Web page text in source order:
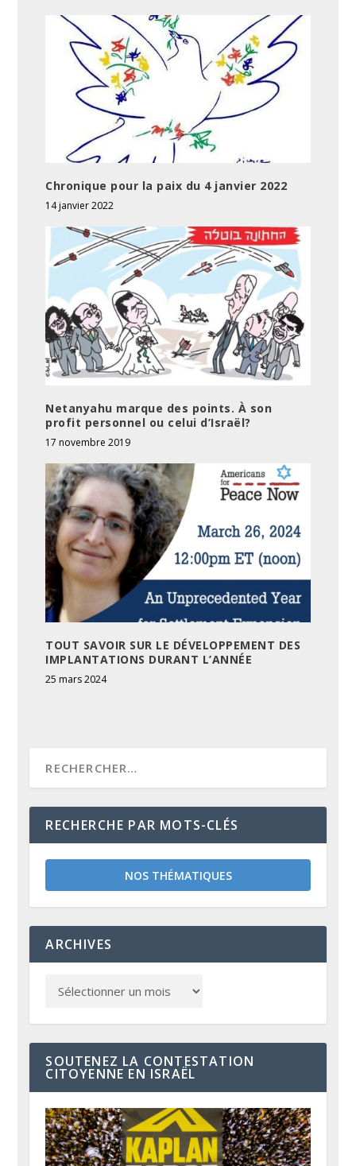
Chronique pour la paix du 4 janvier 2022
14 janvier 2022
Netanyahu marque des points. À son
profit personnel ou celui d’Israël?
17 novembre 2019
TOUT SAVOIR SUR LE DÉVELOPPEMENT DES
IMPLANTATIONS DURANT L’ANNÉE
25 mars 2024
RECHERCHE PAR MOTS-CLÉS
NOS THÉMATIQUES
ARCHIVES
SOUTENEZ LA CONTESTATION
CITOYENNE EN ISRAËL